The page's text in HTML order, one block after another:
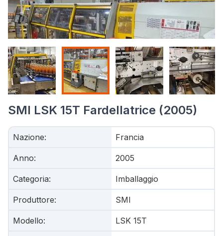
SMI LSK 15T Fardellatrice (2005)
Nazione: Francia
Anno: 2005
Categoria: Imballaggio
Produttore: SMI
Modello: LSK 15T